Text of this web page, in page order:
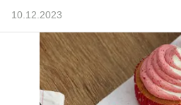
10.12.2023